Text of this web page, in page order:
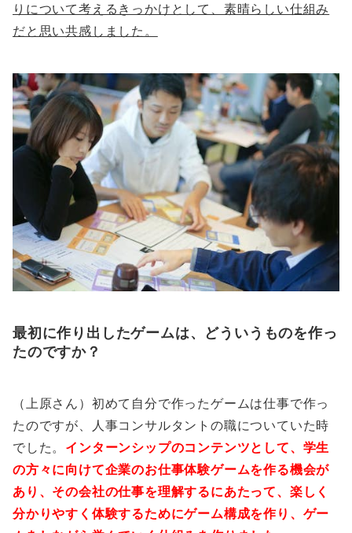
りについて考えるきっかけとして、素晴らしい仕組み
だと思い共感しました。
最初に作り出したゲームは、どういうものを作っ
たのですか？
（上原さん）初めて自分で作ったゲームは仕事で作っ
たのですが、人事コンサルタントの職についていた時
でした。 インターンシップのコンテンツとして、学生
の方々に向けて企業のお仕事体験ゲームを作る機会が
あり、その会社の仕事を理解するにあたって、楽しく
分かりやすく体験するためにゲーム構成を作り、ゲー